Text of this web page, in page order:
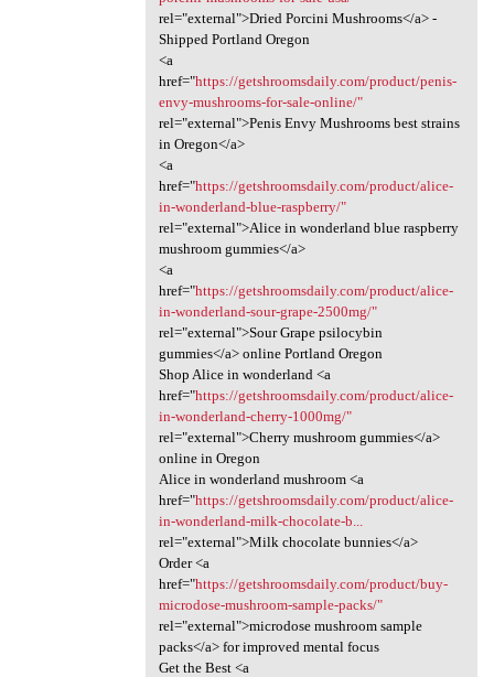
rel="external">Dried Porcini Mushrooms</a> -
Shipped Portland Oregon
<a
href="https://getshroomsdaily.com/product/penis-
envy-mushrooms-for-sale-online/"
rel="external">Penis Envy Mushrooms best strains
in Oregon</a>
<a
href="https://getshroomsdaily.com/product/alice-
in-wonderland-blue-raspberry/"
rel="external">Alice in wonderland blue raspberry
mushroom gummies</a>
<a
href="https://getshroomsdaily.com/product/alice-
in-wonderland-sour-grape-2500mg/"
rel="external">Sour Grape psilocybin
gummies</a> online Portland Oregon
Shop Alice in wonderland <a
href="https://getshroomsdaily.com/product/alice-
in-wonderland-cherry-1000mg/"
rel="external">Cherry mushroom gummies</a>
online in Oregon
Alice in wonderland mushroom <a
href="https://getshroomsdaily.com/product/alice-
in-wonderland-milk-chocolate-b...
rel="external">Milk chocolate bunnies</a>
Order <a
href="https://getshroomsdaily.com/product/buy-
microdose-mushroom-sample-packs/"
rel="external">microdose mushroom sample
packs</a> for improved mental focus
Get the Best <a